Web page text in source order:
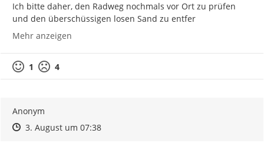
Ich bitte daher, den Radweg nochmals vor Ort zu prüfen
und den überschüssigen losen Sand zu entfer
Mehr anzeigen
1 4
Anonym
Zeitpunkt des Erstellens
Zeitpunkt des Erstellens
3. August um 07:38Zur Äußerung